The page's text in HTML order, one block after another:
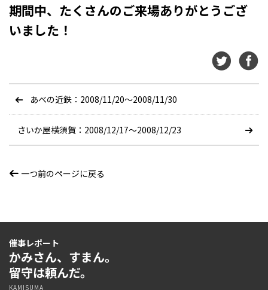
期間中、たくさんのご来場ありがとうござ
いました！
あべの近鉄：2008/11/20〜2008/11/30
さいか屋横須賀：2008/12/17〜2008/12/23
一つ前のページに戻る
催事レポート
かみさん、すまん。
留守は頼んだ。
KAMISUMA